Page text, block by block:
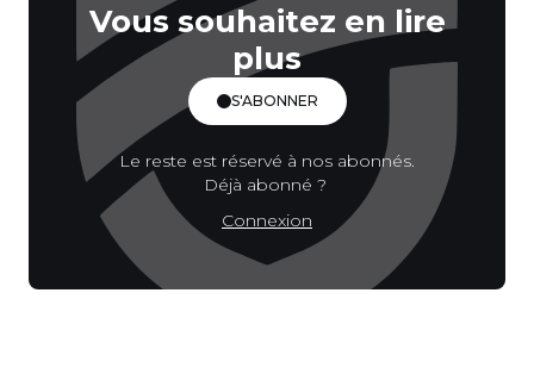
Vous souhaitez en lire
plus
S'ABONNER
Le reste est réservé à nos abonnés.
Déjà abonné ?
Connexion